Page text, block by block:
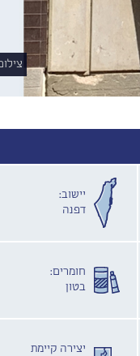
יישוב:
דפנה
חומרים:
בטון
יצירה קיימת